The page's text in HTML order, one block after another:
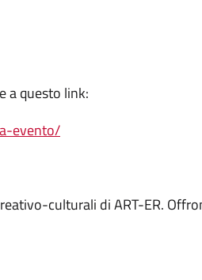
a questo link:
evento/
culturali di ART-ER.